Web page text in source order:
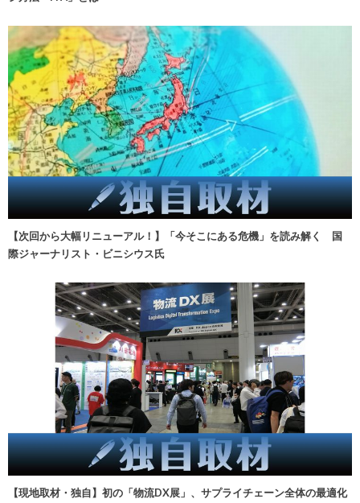
【次回から大幅リニューアル！】「今そこにある危機」を読み解く 国
際ジャーナリスト・ビニシウス氏
【現地取材・独自】初の「物流DX展」、サプライチェーン全体の最適化